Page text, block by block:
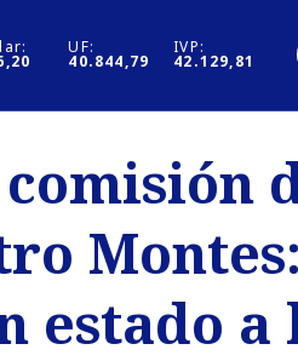
UF:
40.844,79
IVP:
42.129,81
Negocios
Pura Mujer
estado